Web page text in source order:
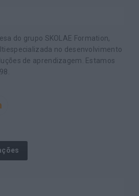
do grupo SKOLAE Formation,
no desenvolvimento
de aprendizagem. Estamos